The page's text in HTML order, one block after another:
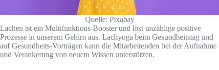
Quelle: Pixabay
Lachen ist ein Multifunktions-Booster und löst unzählige positive
Prozesse in unserem Gehirn aus. Lachyoga beim Gesundheitstag und
auf Gesundheits-Vorträgen kann die Mitarbeitenden bei der Aufnahme
und Verankerung von neuem Wissen unterstützen.